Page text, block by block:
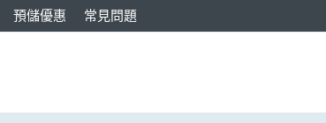
預儲優惠 常見問題